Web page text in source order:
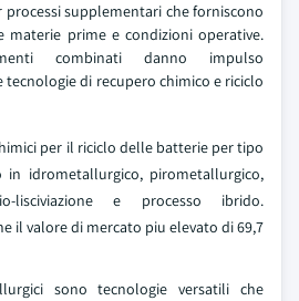
supplementari che forniscono
materie prime e condizioni operative.
combinati danno impulso
di recupero chimico e riciclo
per il riciclo delle batterie per tipo
in idrometallurgico, pirometallurgico,
e processo ibrido.
il valore di mercato piu elevato di 69,7
sono tecnologie versatili che